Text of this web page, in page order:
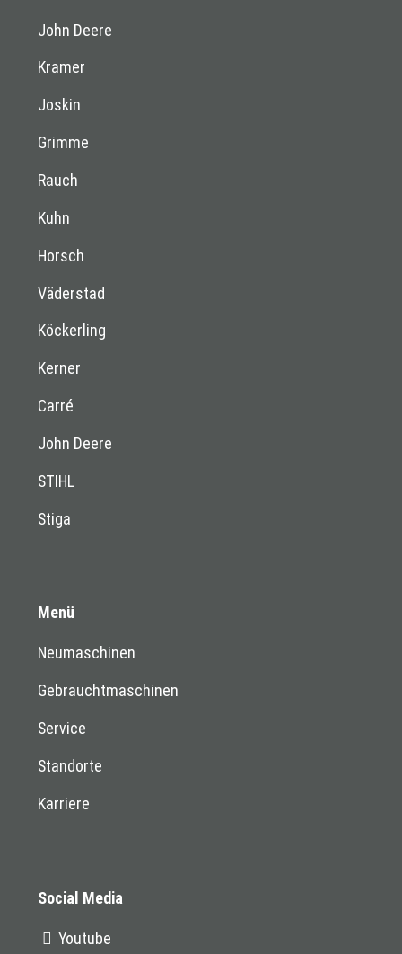
John Deere
Kramer
Joskin
Grimme
Rauch
Kuhn
Horsch
Väderstad
Köckerling
Kerner
Carré
John Deere
STIHL
Stiga
Menü
Neumaschinen
Gebrauchtmaschinen
Service
Standorte
Karriere
Social Media
Youtube